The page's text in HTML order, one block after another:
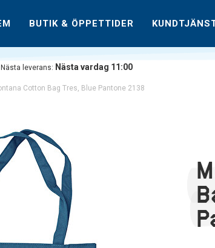
BUTIK & ÖPPETTIDER
Nästa leverans: Nästa vardag 11:00
Cotton Bag Tres, Blue Pantone 2138